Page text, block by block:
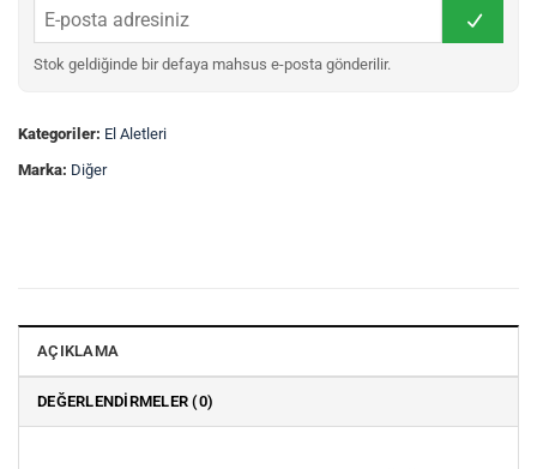
Stok geldiğinde bir defaya mahsus e-posta gönderilir.
Kategoriler: El Aletleri
Marka: Diğer
AÇIKLAMA
DEĞERLENDIRMELER (0)